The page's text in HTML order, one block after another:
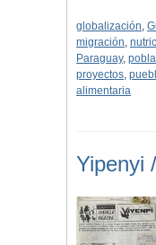
globalización,
migración,
Paraguay,
proyectos,
alimentaria
Yipenyi